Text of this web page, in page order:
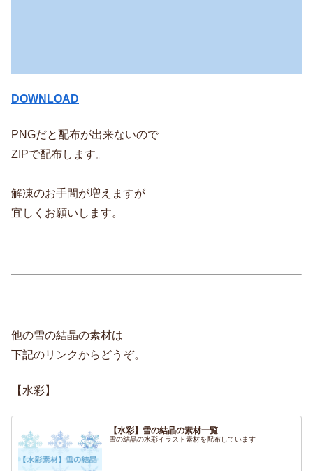
DOWNLOAD
PNGだと配布が出来ないので
ZIPで配布します。
解凍のお手間が増えますが
宜しくお願いします。
他の雪の結晶の素材は
下記のリンクからどうぞ。
【水彩】
【水彩】雪の結晶の素材一覧
雪の結晶の水彩イラスト素材を配布しています